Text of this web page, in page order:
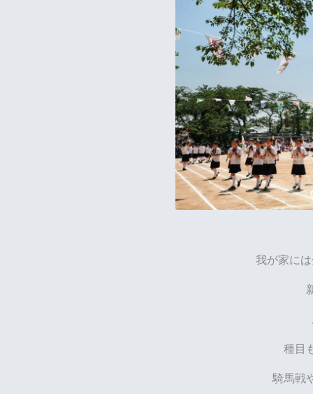
我が家に
種目
騎馬戦